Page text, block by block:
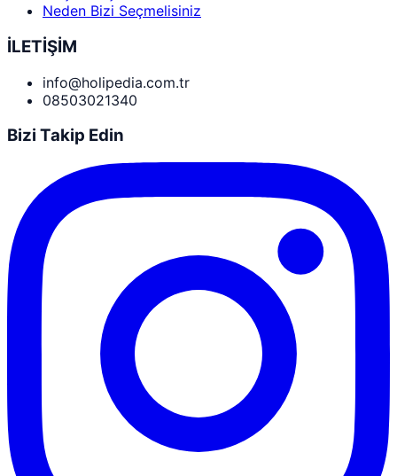
Neden Bizi Seçmelisiniz
İLETİŞİM
info@holipedia.com.tr
08503021340
Bizi Takip Edin